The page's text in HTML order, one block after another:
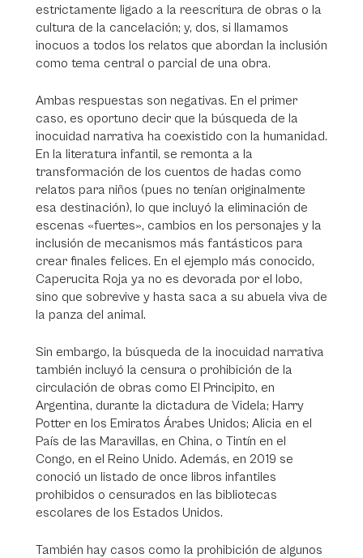
estrictamente ligado a la reescritura de obras o la
cultura de la cancelación; y, dos, si llamamos
inocuos a todos los relatos que abordan la inclusión
como tema central o parcial de una obra.
Ambas respuestas son negativas. En el primer
caso, es oportuno decir que la búsqueda de la
inocuidad narrativa ha coexistido con la humanidad.
En la literatura infantil, se remonta a la
transformación de los cuentos de hadas como
relatos para niños (pues no tenían originalmente
esa destinación), lo que incluyó la eliminación de
escenas «fuertes», cambios en los personajes y la
inclusión de mecanismos más fantásticos para
crear finales felices. En el ejemplo más conocido,
Caperucita Roja ya no es devorada por el lobo,
sino que sobrevive y hasta saca a su abuela viva de
la panza del animal.
Sin embargo, la búsqueda de la inocuidad narrativa
también incluyó la censura o prohibición de la
circulación de obras como El Principito, en
Argentina, durante la dictadura de Videla; Harry
Potter en los Emiratos Árabes Unidos; Alicia en el
País de las Maravillas, en China, o Tintín en el
Congo, en el Reino Unido. Además, en 2019 se
conoció un listado de once libros infantiles
prohibidos o censurados en las bibliotecas
escolares de los Estados Unidos.
También hay casos como la prohibición de algunos